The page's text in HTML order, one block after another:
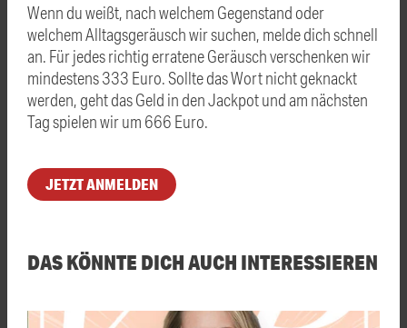
Wenn du weißt, nach welchem Gegenstand oder
welchem Alltagsgeräusch wir suchen, melde dich schnell
an. Für jedes richtig erratene Geräusch verschenken wir
mindestens 333 Euro. Sollte das Wort nicht geknackt
werden, geht das Geld in den Jackpot und am nächsten
Tag spielen wir um 666 Euro.
JETZT ANMELDEN
DAS KÖNNTE DICH AUCH INTERESSIEREN